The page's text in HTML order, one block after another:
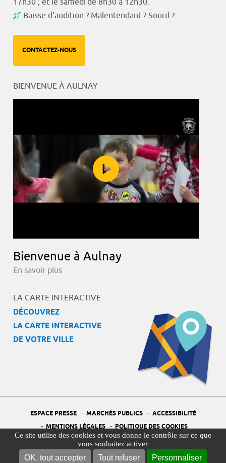
Ce site utilise des cookies et vous donne le contrôle sur ce que
vous souhaitez activer
OK, tout accepter Tout refuser Personnaliser
Baisse d'audition ? Malentendant ? Sourd ?
CONTACTEZ-NOUS
BIENVENUE À AULNAY
Bienvenue à Aulnay
En savoir plus
LA CARTE INTERACTIVE
DÉCOUVREZ
LA CARTE INTERACTIVE
DE VOTRE VILLE
ESPACE PRESSE - MARCHÉS PUBLICS - ACCESSIBILITÉ
- MENTIONS LÉGALES - POLITIQUE DES COOKIES
PORTAIL DÉLÉGUÉ À LA PROTECTION DES DONNÉES - PLAN DU SITE
- GESTION DES COOKIES